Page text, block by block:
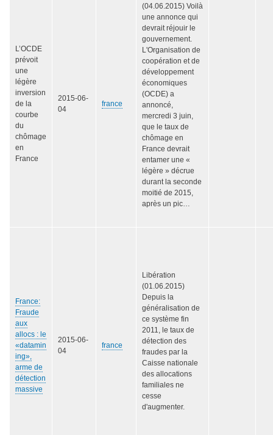
L’OCDE
prévoit
une
légère
inversion
de la
courbe
du
chômage
en
France
2015-06-
04
france
(04.06.2015) Voilà
une annonce qui
devrait réjouir le
gouvernement.
L'Organisation de
coopération et de
développement
économiques
(OCDE) a
annoncé,
mercredi 3 juin,
que le taux de
chômage en
France devrait
entamer une «
légère » décrue
durant la seconde
moitié de 2015,
après un pic…
France:
Fraude
aux
allocs : le
«datamin
ing»,
arme de
détection
massive
2015-06-
04
france
Libération
(01.06.2015)
Depuis la
généralisation de
ce système fin
2011, le taux de
détection des
fraudes par la
Caisse nationale
des allocations
familiales ne
cesse
d'augmenter.